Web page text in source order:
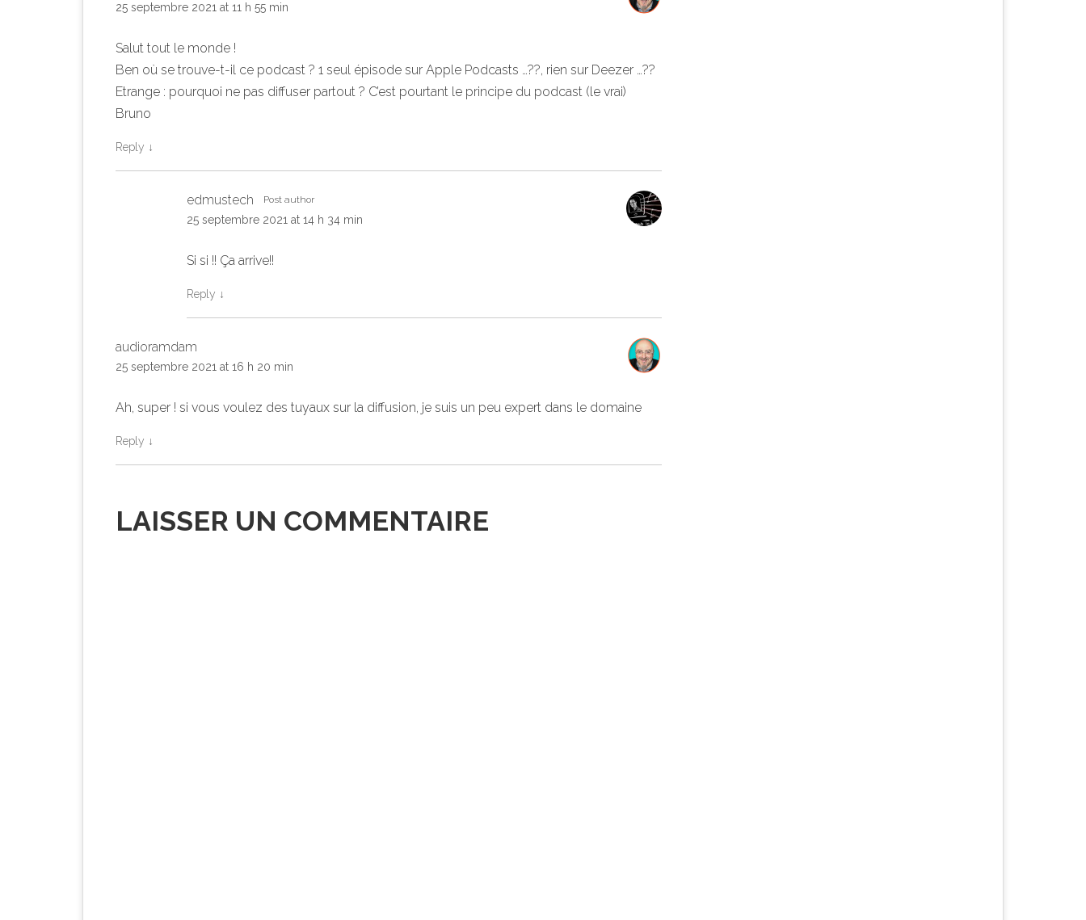
25 septembre 2021 at 11 h 55 min
Salut tout le monde !
Ben où se trouve-t-il ce podcast ? 1 seul épisode sur Apple Podcasts …??, rien sur Deezer …??
Etrange : pourquoi ne pas diffuser partout ? C’est pourtant le principe du podcast (le vrai)
Bruno
Reply ↓
edmustech Post author
25 septembre 2021 at 14 h 34 min
Si si !! Ça arrive!!
Reply ↓
audioramdam
25 septembre 2021 at 16 h 20 min
Ah, super ! si vous voulez des tuyaux sur la diffusion, je suis un peu expert dans le domaine
Reply ↓
LAISSER UN COMMENTAIRE